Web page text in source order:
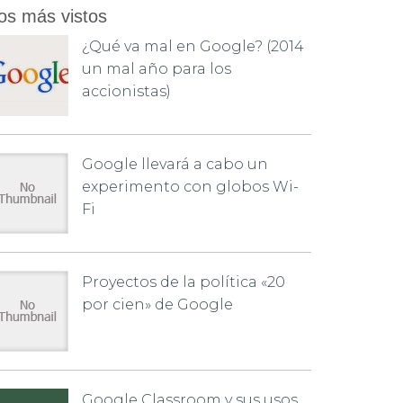
más vistos
¿Qué va mal en Google? (2014
un mal año para los
accionistas)
Google llevará a cabo un
experimento con globos Wi-
Fi
Proyectos de la política «20
por cien» de Google